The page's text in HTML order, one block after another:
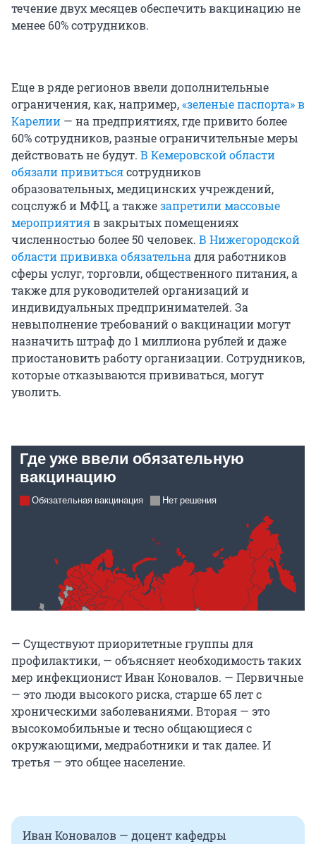
течение двух месяцев обеспечить вакцинацию не
менее 60% сотрудников.
Еще в ряде регионов ввели дополнительные
ограничения, как, например,«зеленые паспорта» в
Карелии — на предприятиях, где привито более
60% сотрудников, разные ограничительные меры
действовать не будут. В Кемеровской области
обязали привитьсясотрудников
образовательных, медицинских учреждений,
соцслужб и МФЦ, а такжезапретили массовые
мероприятияв закрытых помещениях
численностью более 50 человек. В Нижегородской
области прививка обязательнадля работников
сферы услуг, торговли, общественного питания, а
также для руководителей организаций и
индивидуальных предпринимателей. За
невыполнение требований о вакцинации могут
назначить штраф до 1 миллиона рублей и даже
приостановить работу организации. Сотрудников,
которые отказываются прививаться, могут
уволить.
— Существуют приоритетные группы для
профилактики, — объясняет необходимость таких
мер инфекционист Иван Коновалов. — Первичные
— это люди высокого риска, старше 65 лет с
хроническими заболеваниями. Вторая — это
высокомобильные и тесно общающиеся с
окружающими, медработники и так далее. И
третья — это общее население.
Иван Коновалов — доцент кафедры